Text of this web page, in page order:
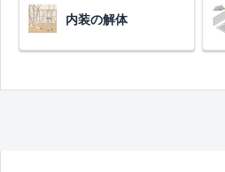
内装の解体